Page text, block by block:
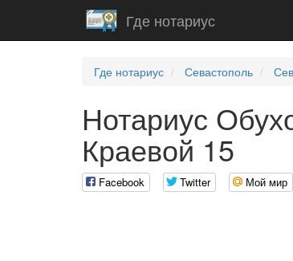
Где нотариус
Где нотариус Севастополь
Нотариус
Краевой 15
Facebook Twitter Мой мир